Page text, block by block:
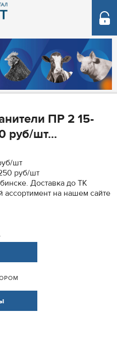
ПР 2 15-
руб/шт...
шт
руб/шт
Доставка до ТК
на нашем сайте